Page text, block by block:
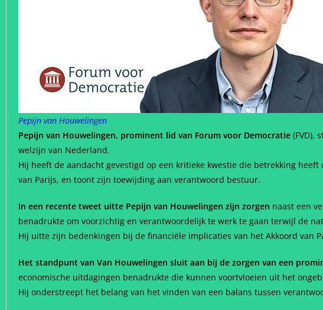
Pepijn van Houwelingen
Pepijn van Houwelingen, prominent lid van Forum voor Democratie (FVD),
welzijn van Nederland.
Hij heeft de aandacht gevestigd op een kritieke kwestie die betrekking
van Parijs, en toont zijn toewijding aan verantwoord bestuur.
In een recente tweet uitte Pepijn van Houwelingen zijn zorgen naast een
benadrukte om voorzichtig en verantwoordelijk te werk te gaan terwijl de
Hij uitte zijn bedenkingen bij de financiële implicaties van het Akkoord van
Het standpunt van Van Houwelingen sluit aan bij de zorgen van een
economische uitdagingen benadrukte die kunnen voortvloeien uit het
Hij onderstreept het belang van het vinden van een balans tussen